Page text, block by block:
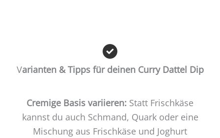
Varianten & Tipps für deinen Curry Dattel Dip
Cremige Basis variieren: Statt Frischkäse
kannst du auch Schmand, Quark oder eine
Mischung aus Frischkäse und Joghurt